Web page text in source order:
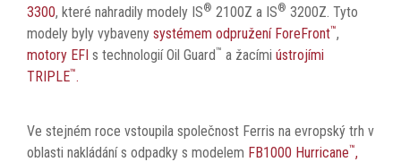
3300, které nahradily modely IS® 2100Z a IS® 3200Z. Tyto
modely byly vybaveny systémem odpružení ForeFront™,
motory EFI s technologií Oil Guard™ a žacími ústrojími
TRIPLE™.
Ve stejném roce vstoupila společnost Ferris na evropský trh v
oblasti nakládání s odpadky s modelem FB1000 Hurricane™,